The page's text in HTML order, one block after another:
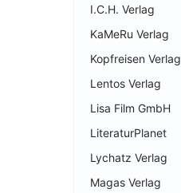
I.C.H. Verlag
KaMeRu Verlag
Kopfreisen Verlag
Lentos Verlag
Lisa Film GmbH
LiteraturPlanet
Lychatz Verlag
Magas Verlag